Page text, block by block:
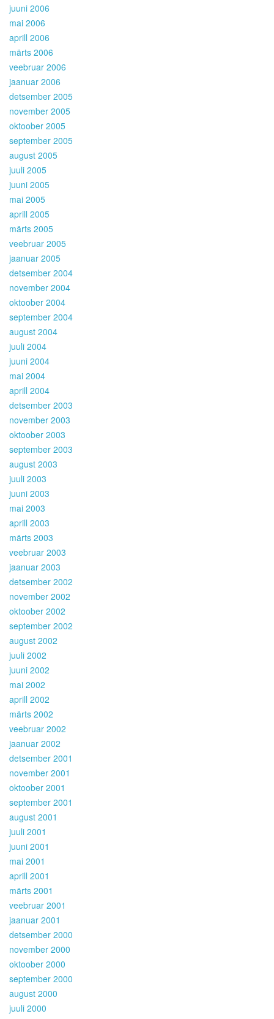
juuni 2006
mai 2006
aprill 2006
märts 2006
veebruar 2006
jaanuar 2006
detsember 2005
november 2005
oktoober 2005
september 2005
august 2005
juuli 2005
juuni 2005
mai 2005
aprill 2005
märts 2005
veebruar 2005
jaanuar 2005
detsember 2004
november 2004
oktoober 2004
september 2004
august 2004
juuli 2004
juuni 2004
mai 2004
aprill 2004
detsember 2003
november 2003
oktoober 2003
september 2003
august 2003
juuli 2003
juuni 2003
mai 2003
aprill 2003
märts 2003
veebruar 2003
jaanuar 2003
detsember 2002
november 2002
oktoober 2002
september 2002
august 2002
juuli 2002
juuni 2002
mai 2002
aprill 2002
märts 2002
veebruar 2002
jaanuar 2002
detsember 2001
november 2001
oktoober 2001
september 2001
august 2001
juuli 2001
juuni 2001
mai 2001
aprill 2001
märts 2001
veebruar 2001
jaanuar 2001
detsember 2000
november 2000
oktoober 2000
september 2000
august 2000
juuli 2000